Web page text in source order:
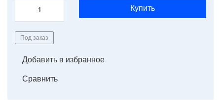
Купить
Под заказ
Добавить в избранное
Сравнить